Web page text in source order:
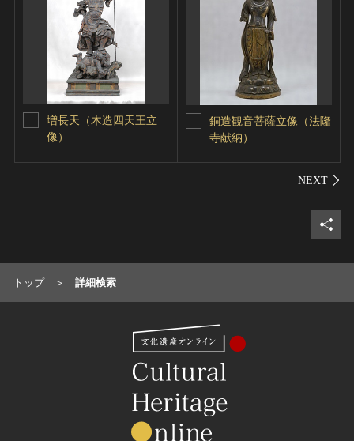
増長天（木造四天王立
像）
銅造観音菩薩立像（法隆
寺献納）
シェ
トップ 詳細検索